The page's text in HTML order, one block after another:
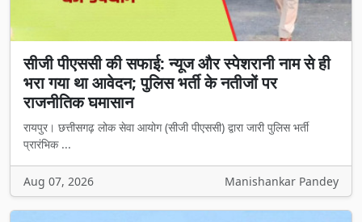
सीजी पीएससी की सफाई: न्यूज और स्पेशरानी नाम से ही
भरा गया था आवेदन; पुलिस भर्ती के नतीजों पर
राजनीतिक घमासान
रायपुर। छत्तीसगढ़ लोक सेवा आयोग (सीजी पीएससी) द्वारा जारी पुलिस भर्ती
प्रारंभिक ...
Aug 07, 2026 Manishankar Pandey